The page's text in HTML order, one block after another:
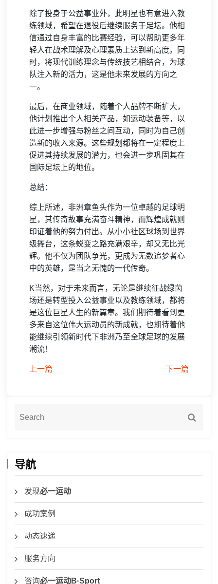
除了投身于公益事业外，此明星也有意进入教
练领域，希望在退役后继续服务于足坛。他相
信通过自身丰富的比赛经验，可以帮助更多年
轻人在战术理解及心理素质上达到新高度。同
时，将现代训练理念与传统技艺相结合，为球
队注入新的活力，这是他未来发展的方向之
一。
最后，在商业领域，随着个人品牌不断扩大，
他计划推出个人相关产品，如运动装备等，以
此进一步增强与粉丝之间互动，同时为自己创
造新的收入来源。这些规划都将在一定程度上
促进其持续发展的潜力，也会进一步巩固其在
国际足坛上的地位。
总结：
综上所述，非洲章鱼头作为一位卓越的足球明
星，其传奇故事充满奋斗精神，而辉煌成就则
印证着他的努力付出。从小小社区球场到世界
级舞台，这条蜕变之路充满艰辛，却又无比光
辉。他不仅为团队争光，更成为无数追梦者心
中的英雄，是当之无愧的一代传奇。
K当然，对于未来而言，无论是继续征战绿茵
场还是转型投入公益事业以及教练领域，都将
是这位巨星人生的新篇章。我们期待着看到更
多来自这位伟大运动员的新成就，也期待着他
能继续引领新时代下非洲乃至全球足球的发展
潮流！
上一篇 下一篇
导航
发现必一运动
成功案例
动态速递
服务方向
咨询必一运动B·Sport